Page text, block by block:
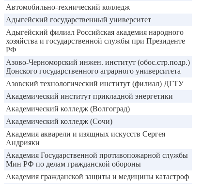
Автомобильно-технический колледж
Адыгейский государственный университет
Адыгейский филиал Российская академия народного
хозяйства и государственной службы при Президенте
РФ
Азово-Черноморский инжен. институт (обос.стр.подр.)
Донского государственного аграрного университета
Азовский технологический институт (филиал) ДГТУ
Академический институт прикладной энергетики
Академический колледж (Волгоград)
Академический колледж (Сочи)
Академия акварели и изящных искусств Сергея
Андрияки
Академия Государственной противопожарной службы
Мин РФ по делам гражданской обороны
Академия гражданской защиты и медицины катастроф